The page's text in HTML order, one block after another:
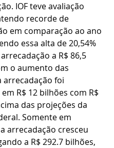
IOF teve avaliação
recorde de
em comparação ao ano
essa alta de 20,54%
a R$ 86,5
o aumento das
arrecadação foi
R$ 12 bilhões com R$
das projeções da
Somente em
arrecadação cresceu
a R$ 292.7 bilhões,